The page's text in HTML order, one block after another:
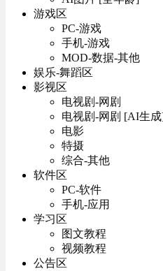
游戏区
PC-游戏
手机-游戏
MOD-数据-其他
娱乐-舞蹈区
影视区
电视剧-网剧
电视剧-网剧 [AI生
电影
特摄
综合-其他
软件区
PC-软件
手机-应用
学习区
图文教程
视频教程
公告区